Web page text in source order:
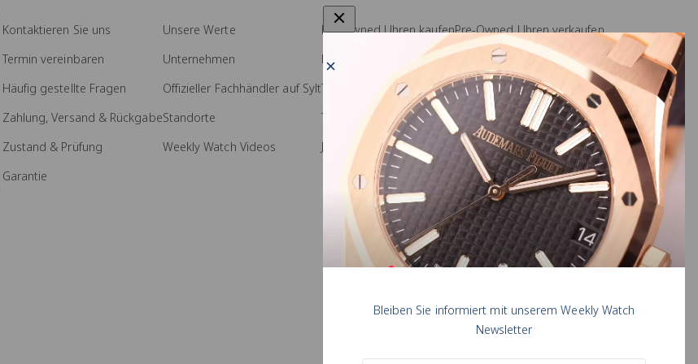
Bleiben Sie informiert mit unserem Weekly Watch
Newsletter
Kontaktieren Sie uns
Termin vereinbaren
Häufig gestellte Fragen
Zahlung, Versand & Rückgabe
Zustand & Prüfung
Garantie
Unsere Werte
Unternehmen
Offizieller Fachhändler auf Sylt
Standorte
Weekly Watch Videos
Pre-Owned Uhren kaufen
Marken
Trauring Konfigurator
TAMARA COMOLLI
Jochen Pohl
Pre-Owned Uhren verkaufen
Rolex Uhr verkaufen
Omega Uhr verkaufen
A. Lange & Söhne Uhr verkaufen
Audemars Piguet Uhr verkaufen
Patek Philippe Uhr verkaufen